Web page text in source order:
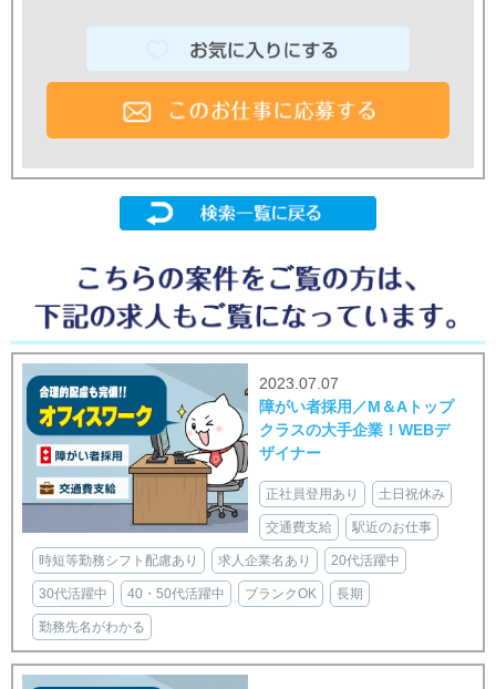
2023.07.07
障がい者採用／M＆Aトップ
クラスの大手企業！WEBデ
ザイナー
正社員登用あり 土日祝休み
交通費支給 駅近のお仕事
時短等勤務シフト配慮あり 求人企業名あり 20代活躍中
30代活躍中 40・50代活躍中 ブランクOK 長期
勤務先名がわかる